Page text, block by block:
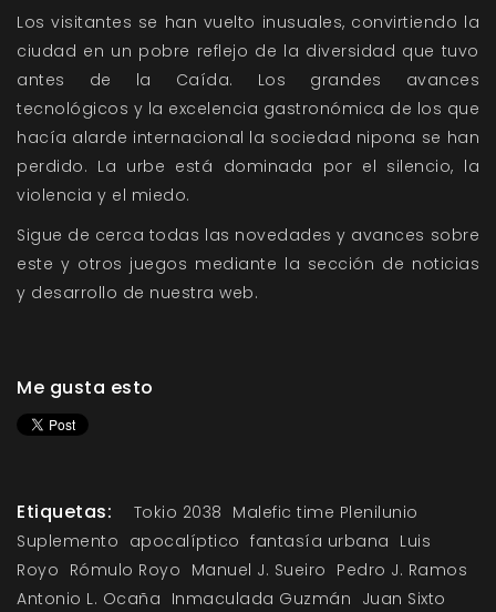
Los visitantes se han vuelto inusuales, convirtiendo la
ciudad en un pobre reflejo de la diversidad que tuvo
antes de la Caída. Los grandes avances
tecnológicos y la excelencia gastronómica de los que
hacía alarde internacional la sociedad nipona se han
perdido. La urbe está dominada por el silencio, la
violencia y el miedo.
Sigue de cerca todas las novedades y avances sobre
este y otros juegos mediante la sección de noticias
y desarrollo de nuestra web.
Me gusta esto
Etiquetas: Tokio 2038 Malefic time Plenilunio
Suplemento apocalíptico fantasía urbana Luis
Royo Rómulo Royo Manuel J. Sueiro Pedro J. Ramos
Antonio L. Ocaña Inmaculada Guzmán Juan Sixto